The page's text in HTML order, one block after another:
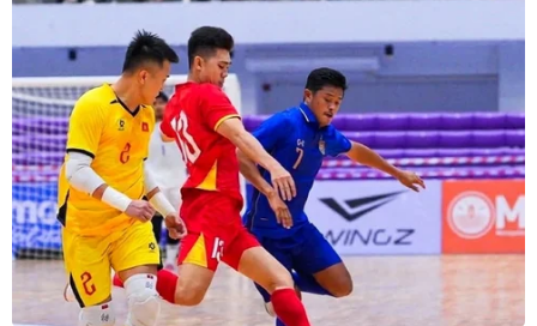
Giá dầu thô ngọt nhẹ dứt chuỗi bảy tuần
đi lên liên tiếp
27/04/2019 03:37
Mặc dù khởi động khá thuận lợi từ đầu tuần, song xu